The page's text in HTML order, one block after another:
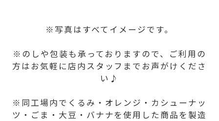
※写真はすべてイメージです。
※のしや包装も承っておりますので、ご利用の
方はお気軽に店内スタッフまでお声がけくださ
い♪
※同工場内でくるみ・オレンジ・カシューナッ
ツ・ごま・大豆・バナナを使用した商品を製造